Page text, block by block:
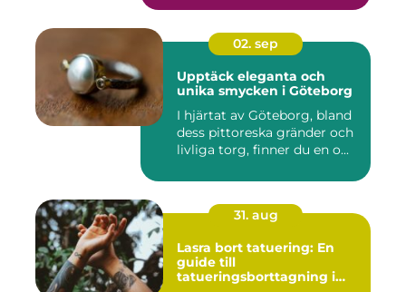
02. sep
Upptäck eleganta och
unika smycken i Göteborg
I hjärtat av Göteborg, bland
dess pittoreska gränder och
livliga torg, finner du en o...
31. aug
Lasra bort tatuering: En
guide till
tatueringsborttagning i